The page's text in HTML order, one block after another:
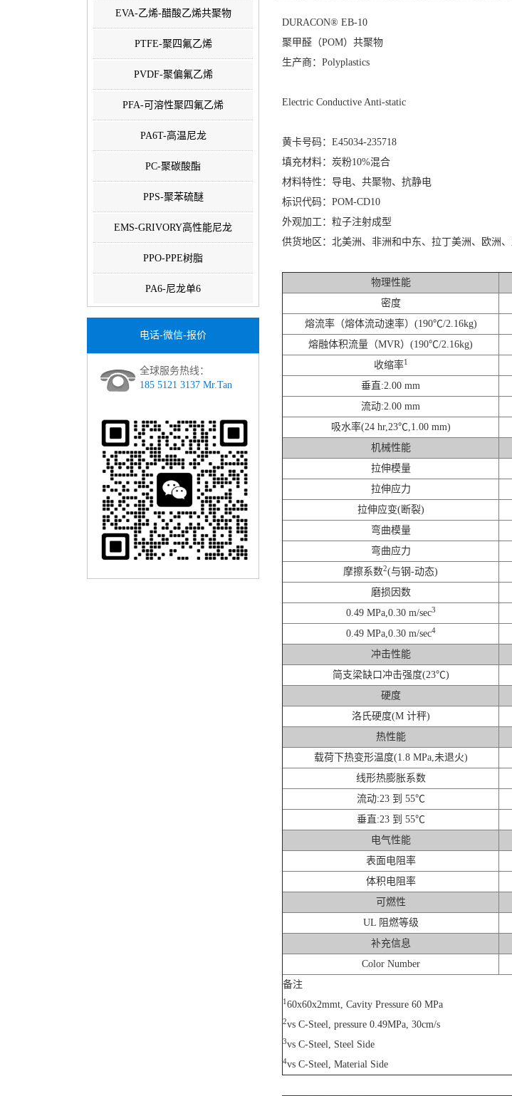
EVA-乙烯-醋酸乙烯共聚物
PTFE-聚四氟乙烯
PVDF-聚偏氟乙烯
PFA-可溶性聚四氟乙烯
PA6T-高温尼龙
PC-聚碳酸酯
PPS-聚苯硫醚
EMS-GRIVORY高性能尼龙
PPO-PPE树脂
PA6-尼龙单6
电话-微信-报价
全球服务热线：
185 5121 3137 Mr.Tan
DURACON® EB-10
聚甲醛（POM）共聚物
生产商：Polyplastics
Electric Conductive Anti-static
黄卡号码：E45034-235718
填充材料：炭粉10%混合
材料特性：导电、共聚物、抗静电
标识代码：POM-CD10
外观加工：粒子注射成型
供货地区：北美洲、非洲和中东、拉丁美洲、欧洲
物理性能
密度
熔流率（熔体流动速率）(190℃/2.16kg)
熔融体积流量（MVR）(190℃/2.16kg)
收缩率1
垂直:2.00 mm
流动:2.00 mm
吸水率(24 hr,23℃,1.00 mm)
机械性能
拉伸模量
拉伸应力
拉伸应变(断裂)
弯曲模量
弯曲应力
摩擦系数2(与钢-动态)
磨损因数
0.49 MPa,0.30 m/sec3
0.49 MPa,0.30 m/sec4
冲击性能
简支梁缺口冲击强度(23℃)
硬度
洛氏硬度(M 计秤)
热性能
载荷下热变形温度(1.8 MPa,未退火)
线形热膨胀系数
流动:23 到 55℃
垂直:23 到 55℃
电气性能
表面电阻率
体积电阻率
可燃性
UL 阻燃等级
补充信息
Color Number
备注
1 60x60x2mmt, Cavity Pressure 60 MPa
2vs C-Steel, pressure 0.49MPa, 30cm/s
3vs C-Steel, Steel Side
4vs C-Steel, Material Side